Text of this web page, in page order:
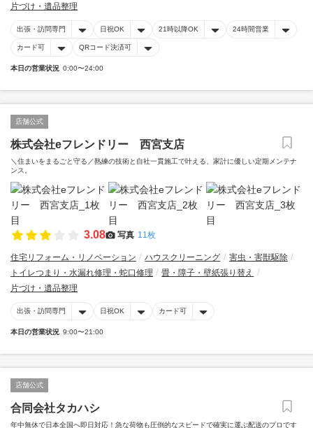
片づけ・遺品整理
出張・訪問専門 日祝OK 21時以降OK 24時間営業
カード可 QRコード決済可
本日の営業状況 0:00〜24:00
店舗公式
株式会社eフレンドリー 西宮支店
＼住まいをまるごと守る／熟練の技術と自社一貫施工で叶える、家計に優しい定期メンテナ
ンス。
3.08 写真 11枚
住宅リフォーム・リノベーション ハウスクリーニング
害虫・害獣駆除
トイレつまり・水漏れ修理・蛇口修理
畳・障子・壁紙張り替え
片づけ・遺品整理
出張・訪問専門 日祝OK カード可
本日の営業状況 9:00〜21:00
店舗公式
合同会社タカハシ
年中無休で日本全国へ即日対応！急な荷物も圧倒的なスピードで確実に運ぶ配送のプロです